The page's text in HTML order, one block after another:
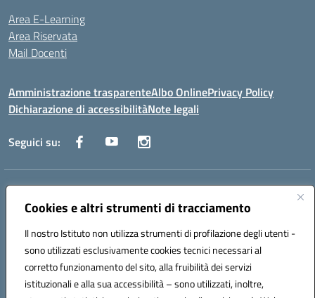
Cookies e altri strumenti di tracciamento
Il nostro Istituto non utilizza strumenti di profilazione degli utenti -
sono utilizzati esclusivamente cookies tecnici necessari al
corretto funzionamento del sito, alla fruibilità dei servizi
istituzionali e alla sua accessibilità – sono utilizzati, inoltre,
Area E-Learning
Area Riservata
Mail Docenti
Amministrazione trasparenteAlbo OnlinePrivacy Policy
Dichiarazione di accessibilitàNote legali
Seguici su:
Indirizzo:
Centralino:0885 417864 Email:fgpc180008@istruzione.it
Codice fiscale: 90043150714
Codice meccanografico:
FGPC180008
Codice Indice delle Pubbliche Amministrazioni (IPA): lzcc